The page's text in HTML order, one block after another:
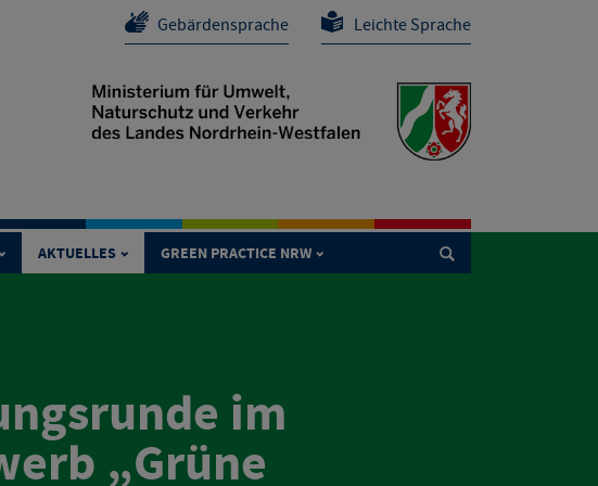
Gebärdensprache Leichte Sprache
AKTUELLES GREEN PRACTICE NRW 
im
„Grüne